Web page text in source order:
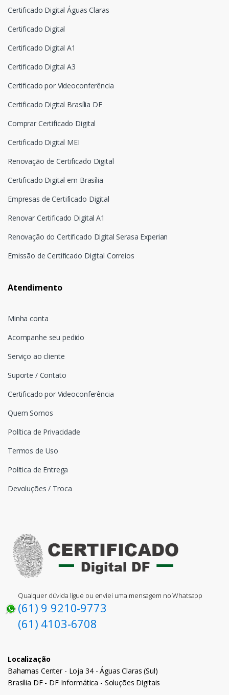
Certificado Digital Águas Claras
Certificado Digital
Certificado Digital A1
Certificado Digital A3
Certificado por Videoconferência
Certificado Digital Brasília DF
Comprar Certificado Digital
Certificado Digital MEI
Renovação de Certificado Digital
Certificado Digital em Brasília
Empresas de Certificado Digital
Renovar Certificado Digital A1
Renovação do Certificado Digital Serasa Experian
Emissão de Certificado Digital Correios
Atendimento
Minha conta
Acompanhe seu pedido
Serviço ao cliente
Suporte / Contato
Certificado por Videoconferência
Quem Somos
Política de Privacidade
Termos de Uso
Política de Entrega
Devoluções / Troca
Qualquer dúvida ligue ou enviei uma mensagem no Whatsapp
(61) 9 9210-9773
(61) 4103-6708
Localização
Bahamas Center - Loja 34 - Águas Claras (Sul)
Brasília DF - DF Informática - Soluções Digitais